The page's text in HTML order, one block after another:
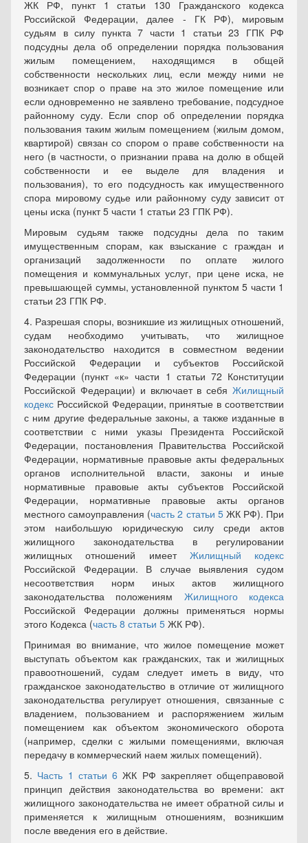
ЖК РФ, пункт 1 статьи 130 Гражданского кодекса
Российской Федерации, далее - ГК РФ), мировым
судьям в силу пункта 7 части 1 статьи 23 ГПК РФ
подсудны дела об определении порядка пользования
жилым помещением, находящимся в общей
собственности нескольких лиц, если между ними не
возникает спор о праве на это жилое помещение или
если одновременно не заявлено требование, подсудное
районному суду. Если спор об определении порядка
пользования таким жилым помещением (жилым домом,
квартирой) связан со спором о праве собственности на
него (в частности, о признании права на долю в общей
собственности и ее выделе для владения и
пользования), то его подсудность как имущественного
спора мировому судье или районному суду зависит от
цены иска (пункт 5 части 1 статьи 23 ГПК РФ).
Мировым судьям также подсудны дела по таким
имущественным спорам, как взыскание с граждан и
организаций задолженности по оплате жилого
помещения и коммунальных услуг, при цене иска, не
превышающей суммы, установленной пунктом 5 части 1
статьи 23 ГПК РФ.
4. Разрешая споры, возникшие из жилищных отношений,
судам необходимо учитывать, что жилищное
законодательство находится в совместном ведении
Российской Федерации и субъектов Российской
Федерации (пункт «к» части 1 статьи 72 Конституции
Российской Федерации) и включает в себя Жилищный
кодекс Российской Федерации, принятые в соответствии
с ним другие федеральные законы, а также изданные в
соответствии с ними указы Президента Российской
Федерации, постановления Правительства Российской
Федерации, нормативные правовые акты федеральных
органов исполнительной власти, законы и иные
нормативные правовые акты субъектов Российской
Федерации, нормативные правовые акты органов
местного самоуправления (часть 2 статьи 5ЖК РФ). При
этом наибольшую юридическую силу среди актов
жилищного законодательства в регулировании
жилищных отношений имеет Жилищный кодекс
Российской Федерации. В случае выявления судом
несоответствия норм иных актов жилищного
законодательства положениям Жилищного кодекса
Российской Федерации должны применяться нормы
этого Кодекса (часть 8 статьи 5 ЖК РФ).
Принимая во внимание, что жилое помещение может
выступать объектом как гражданских, так и жилищных
правоотношений, судам следует иметь в виду, что
гражданское законодательство в отличие от жилищного
законодательства регулирует отношения, связанные с
владением, пользованием и распоряжением жилым
помещением как объектом экономического оборота
(например, сделки с жилыми помещениями, включая
передачу в коммерческий наем жилых помещений).
5. Часть 1 статьи 6 ЖК РФ закрепляет общеправовой
принцип действия законодательства во времени: акт
жилищного законодательства не имеет обратной силы и
применяется к жилищным отношениям, возникшим
после введения его в действие.